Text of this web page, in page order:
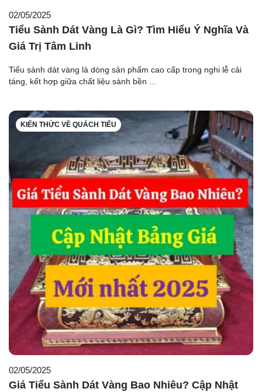
02/05/2025
Tiểu Sành Dát Vàng Là Gì? Tìm Hiểu Ý Nghĩa Và
Giá Trị Tâm Linh
Tiểu sành dát vàng là dòng sản phẩm cao cấp trong nghi lễ cải
táng, kết hợp giữa chất liệu sành bền ...
KIẾN THỨC VỀ QUÁCH TIỂU
02/05/2025
Giá Tiểu Sành Dát Vàng Bao Nhiêu? Cập Nhật